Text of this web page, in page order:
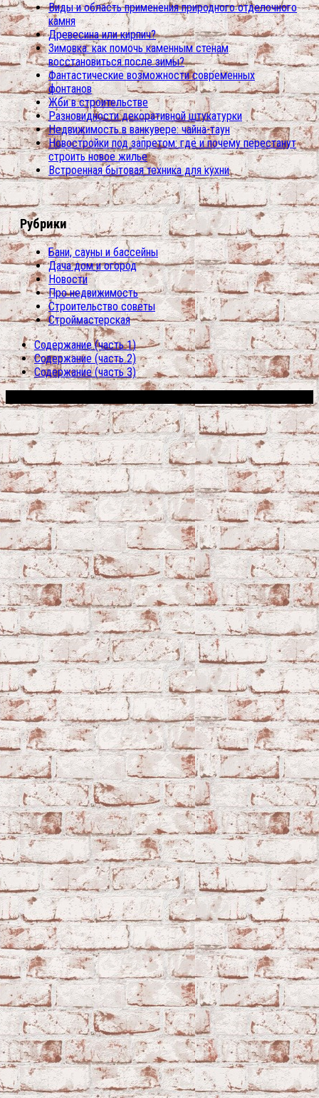
Виды и область применения природного отделочного
камня
Древесина или кирпич?
Зимовка: как помочь каменным стенам
восстановиться после зимы?
Фантастические возможности современных
фонтанов
Жби в строительстве
Разновидности декоративной штукатурки
Недвижимость в ванкувере: чайна-таун
Новостройки под запретом: где и почему перестанут
строить новое жилье
Встроенная бытовая техника для кухни
Рубрики
Бани, сауны и бассейны
Дача дом и огород
Новости
Про недвижимость
Строительство советы
Строймастерская
Содержание (часть 1)
Содержание (часть 2)
Содержание (часть 3)